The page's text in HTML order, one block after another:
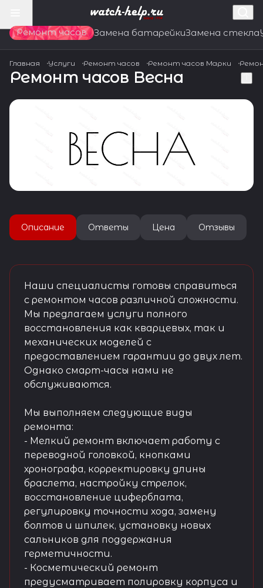
Ремонт часов Замена батарейкиЗамена стекла
Главная Услуги Ремонт часов Ремонт часов Марки
Ремонт часов Весна
Описание Ответы Цена Отзывы
Наши специалисты готовы справиться
с ремонтом часов различной сложности.
Мы предлагаем услуги полного
восстановления как кварцевых, так и
механических моделей с
предоставлением гарантии до двух лет.
Однако смарт-часы нами не
обслуживаются.
Мы выполняем следующие виды
ремонта:
- Мелкий ремонт включает работу с
переводной головкой, кнопками
хронографа, корректировку длины
браслета, настройку стрелок,
восстановление циферблата,
регулировку точности хода, замену
болтов и шпилек, установку новых
сальников для поддержания
герметичности.
- Косметический ремонт
предусматривает полировку корпуса и